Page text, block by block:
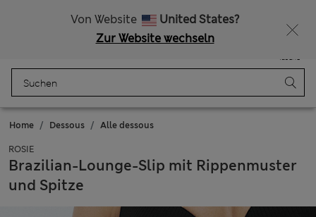
Von Website
United States?
Zur Website wechseln
Tasche
Home Dessous Alle dessous
ROSIE
Brazilian-Lounge-Slip mit Rippenmuster
und Spitze